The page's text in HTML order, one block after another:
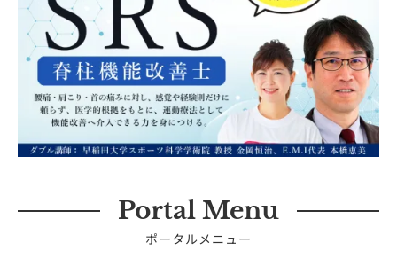
Portal Menu
ポータルメニュー